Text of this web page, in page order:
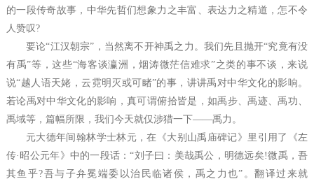
的一段传奇故事，中华先哲们想象力之丰富、表达力之精道，怎不令
人赞叹?
要论“江汉朝宗”，当然离不开神禹之力。我们先且抛开“究竟有没
有禹”等，这些“海客谈瀛洲，烟涛微茫信难求”之类的事不谈，来说
说“越人语天姥，云霓明灭或可睹”的事，讲讲禹对中华文化的影响。
若论禹对中华文化的影响，真可谓俯拾皆是，如禹步、禹迹、禹功、
禹域等，篇幅所限，我们今天就仅涉猎一下——禹力。
元大德年间翰林学士林元，在《大别山禹庙碑记》里引用了《左
传·昭公元年》中的一段话：“刘子曰：美哉禹公，明德远矣!微禹，吾
其鱼乎?吾与子弁冕端委以治民临诸侯，禹之力也”。翻译过来就